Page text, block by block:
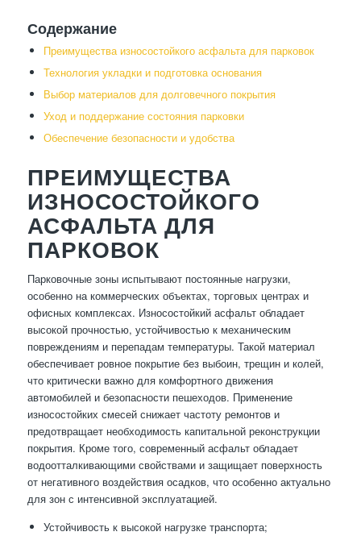
Содержание
Преимущества износостойкого асфальта для парковок
Технология укладки и подготовка основания
Выбор материалов для долговечного покрытия
Уход и поддержание состояния парковки
Обеспечение безопасности и удобства
ПРЕИМУЩЕСТВА
ИЗНОСОСТОЙКОГО
АСФАЛЬТА ДЛЯ
ПАРКОВОК
Парковочные зоны испытывают постоянные нагрузки,
особенно на коммерческих объектах, торговых центрах и
офисных комплексах. Износостойкий асфальт обладает
высокой прочностью, устойчивостью к механическим
повреждениям и перепадам температуры. Такой материал
обеспечивает ровное покрытие без выбоин, трещин и колей,
что критически важно для комфортного движения
автомобилей и безопасности пешеходов. Применение
износостойких смесей снижает частоту ремонтов и
предотвращает необходимость капитальной реконструкции
покрытия. Кроме того, современный асфальт обладает
водоотталкивающими свойствами и защищает поверхность
от негативного воздействия осадков, что особенно актуально
для зон с интенсивной эксплуатацией.
Устойчивость к высокой нагрузке транспорта;